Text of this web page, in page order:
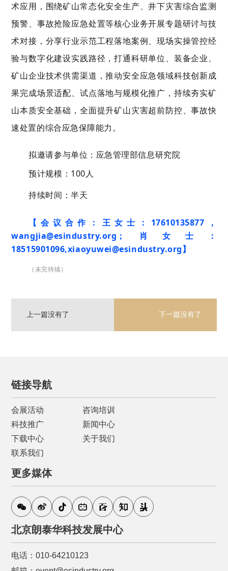
术应用，围绕矿山常态化安全生产、井下灾害综合监测
预警、事故抢险应急处置等核心业务开展专题研讨与技
术对接，分享行业示范工程落地案例、现场实操管控经
验与数字化建设实践路径，打通科研单位、装备企业、
矿山企业技术供需渠道，推动安全应急领域科技创新成
果完成场景适配、试点落地与规模化推广，持续夯实矿
山本质安全基础，全面提升矿山灾害超前防控、事故快
速处置的综合应急保障能力。
拟邀请参与单位：应急管理部信息研究院
预计规模：100人
持续时间：半天
【会议合作：王女士：17610135877，
wangjia@esindustry.org；肖女士：
18515901096,xiaoyuwei@esindustry.org】
（未完待续）
上一篇没有了 下一篇没有了
链接导航
会展活动
咨询培训
科技推广
新闻中心
下载中心
关于我们
联系我们
更多媒体
北京朗泰华科技发展中心
电话：010-64210123